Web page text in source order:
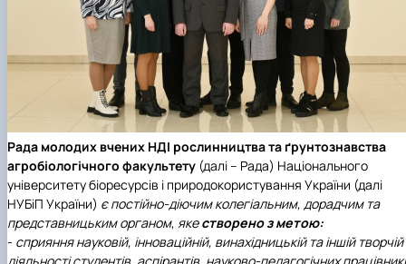
Кафедра рослинництва
Кафедра садівництва ім. проф. В.Л. Симиренка
Кафедра технології зберігання, переробки та
стандартизації продукції рослинницт…
Вчена рада агробіологічного факультету
Колегіальні органи
Рада роботодавців агробіологічного
факультету
Рада аспірантів агробіологічного
факультету
Сенат студентської організації
агробіологічного факультету
Рада молодих вчених НДІ рослинництва та
ґрунтознавства агробіологічного факульт…
Рада молодих вчених НДІ рослинництва та ґрунтознавства
агробіологічного факультету (далі – Рада) Національного
університету біоресурсів і природокористування України (далі
НУБіП України) є постійно-діючим колегіальним, дорадчим та
представницьким органом, яке створено з метою:
- сприяння науковій, інноваційній, винахідницькій та іншій творчій